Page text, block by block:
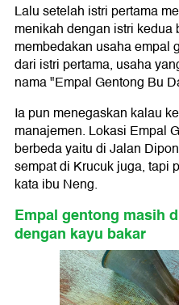
Lalu setelah istri pertama
menikah dengan istri
membedakan usaha empal
dari istri pertama, usaha
nama "Empal Gentong Bu
Ia pun menegaskan kalau
manajemen. Lokasi Empal
berbeda yaitu di Jalan
sempat di Krucuk juga, tapi
kata ibu Neng.
Empal gentong masih
dengan kayu bakar